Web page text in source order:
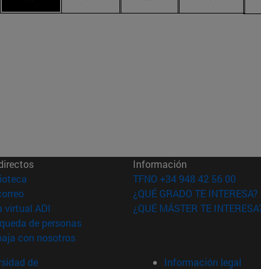
(abre en nueva ventana)
(abre en nueva ventana)
virtual ADI (abre en nueva ventana)
de personas(abre en nueva ventana)
con nosotros(abre en nueva ventana)
Información
TFNO +34 948 42 56 00
¿QUÉ GRADO TE INTERESA?
¿QUÉ MÁSTER TE
de
Información legal